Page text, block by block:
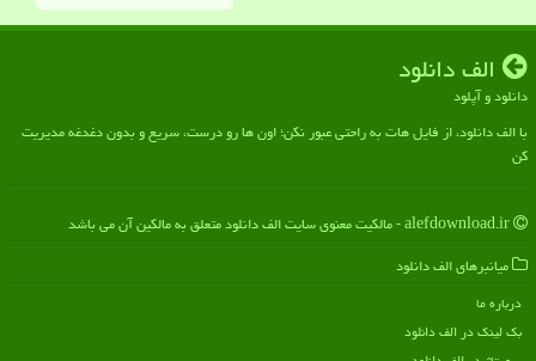
الف دانلود
دانلود و آپلود
با الف دانلود، از فایل هات به راحتی عبور نکن؛ اون ها رو درست، سریع و بدون دغدغه مدیریت
کن
میانبرهای الف دانلود
درباره ما
بک لینک در الف دانلود